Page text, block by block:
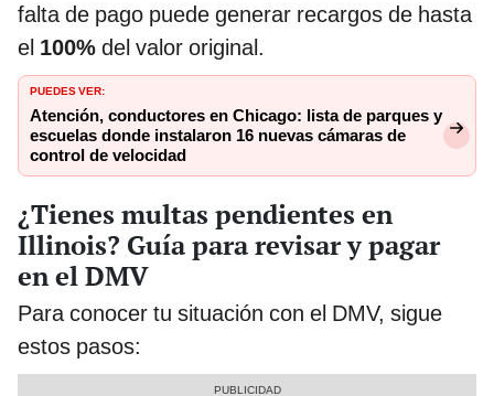
falta de pago puede generar recargos de hasta
el 100% del valor original.
PUEDES VER:
Atención, conductores en Chicago: lista de parques y
escuelas donde instalaron 16 nuevas cámaras de
control de velocidad
¿Tienes multas pendientes en
Illinois? Guía para revisar y pagar
en el DMV
Para conocer tu situación con el DMV, sigue
estos pasos: